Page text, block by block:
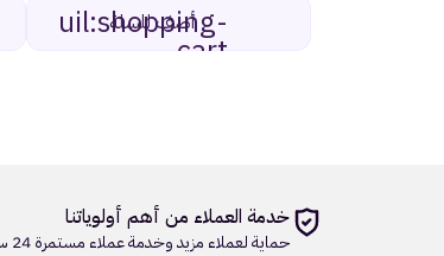
uil:shopping-
cart
أضف للسلة
خدمة العملاء من أهم أولوياتنا
حماية لعملاء مزيد وخدمة عملاء مستمرة 24 ساعة